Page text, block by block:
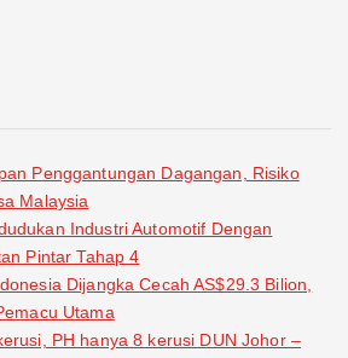
Penggantungan Dagangan, Risiko
Malaysia
Industri Automotif Dengan
Pintar Tahap 4
Dijangka Cecah AS$29.3 Bilion,
Utama
PH hanya 8 kerusi DUN Johor –